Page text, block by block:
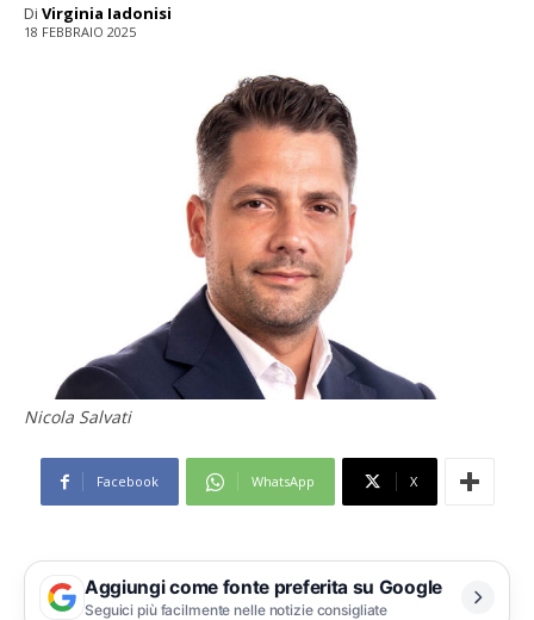
Di Virginia Iadonisi
18 FEBBRAIO 2025
Nicola Salvati
Facebook WhatsApp X
Aggiungi come fonte preferita su Google
Seguici più facilmente nelle notizie consigliate